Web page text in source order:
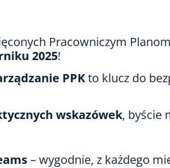
Pracowniczym
2025!
PPKto klucz do
wskazówek, byście
– wygodnie, z każdego